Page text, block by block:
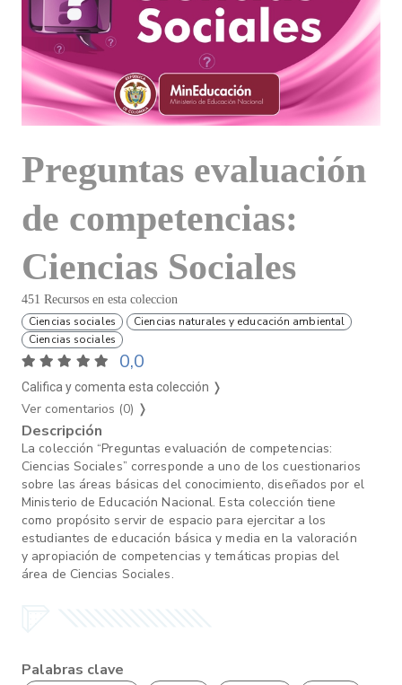
Preguntas evaluación
de competencias:
Ciencias Sociales
451 Recursos en esta coleccion
Ciencias sociales
Ciencias naturales y educación ambiental
Ciencias sociales
0,0
Califica y comenta esta colección ❭
Ver comentarios (0) ❭
Descripción
La colección “Preguntas evaluación de competencias:
Ciencias Sociales” corresponde a uno de los cuestionarios
sobre las áreas básicas del conocimiento, diseñados por el
Ministerio de Educación Nacional. Esta colección tiene
como propósito servir de espacio para ejercitar a los
estudiantes de educación básica y media en la valoración
y apropiación de competencias y temáticas propias del
área de Ciencias Sociales.
Palabras clave